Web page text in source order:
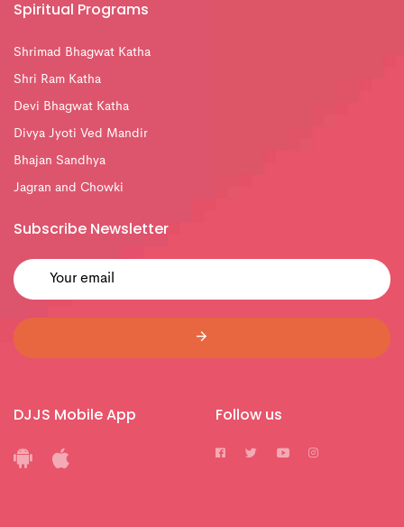
Spiritual Programs
Shrimad Bhagwat Katha
Shri Ram Katha
Devi Bhagwat Katha
Divya Jyoti Ved Mandir
Bhajan Sandhya
Jagran and Chowki
Subscribe Newsletter
DJJS Mobile App Follow us